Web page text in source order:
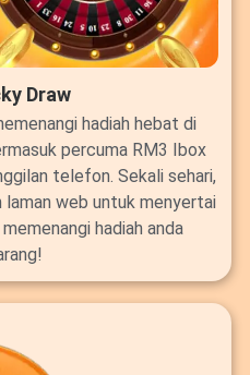
Draw
hadiah hebat di
percuma RM3 Ibox
telefon. Sekali sehari,
laman web untuk menyertai
hadiah anda